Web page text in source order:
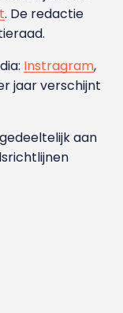
. De redactie
Instragram,
jaar verschijnt
aan